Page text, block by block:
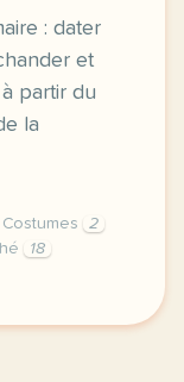
: dater
et
partir du
la
Costumes
2
18
marchander et